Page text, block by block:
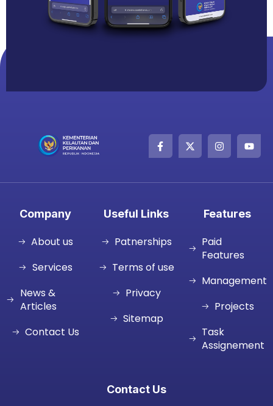
Company
About us
Services
News &
Articles
Contact Us
Useful Links
Patnerships
Terms of use
Privacy
Sitemap
Features
Paid
Features
Management
Projects
Task
Assignement
Contact Us